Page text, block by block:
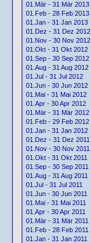
01.Mär - 31 Mär 2013
01.Feb - 28 Feb 2013
01.Jan - 31 Jan 2013
01.Dez - 31 Dez 2012
01.Nov - 30 Nov 2012
01.Okt - 31 Okt 2012
01.Sep - 30 Sep 2012
01.Aug - 31 Aug 2012
01.Jul - 31 Jul 2012
01.Jun - 30 Jun 2012
01.Mai - 31 Mai 2012
01.Apr - 30 Apr 2012
01.Mär - 31 Mär 2012
01.Feb - 29 Feb 2012
01.Jan - 31 Jan 2012
01.Dez - 31 Dez 2011
01.Nov - 30 Nov 2011
01.Okt - 31 Okt 2011
01.Sep - 30 Sep 2011
01.Aug - 31 Aug 2011
01.Jul - 31 Jul 2011
01.Jun - 30 Jun 2011
01.Mai - 31 Mai 2011
01.Apr - 30 Apr 2011
01.Mär - 31 Mär 2011
01.Feb - 28 Feb 2011
01.Jan - 31 Jan 2011